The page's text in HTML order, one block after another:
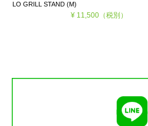
LO GRILL STAND (M)
¥ 11,500（税別）